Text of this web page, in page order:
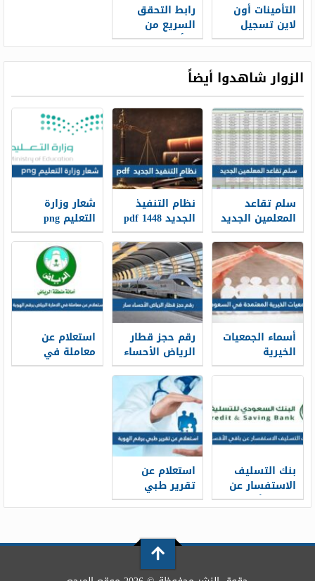
التأمينات أون
لاين تسجيل
الدخول 1448
رابط التحقق
السريع من
التأمينات
الزوار شاهدوا أيضاً
سلم تقاعد
المعلمين الجديد
1448
نظام التنفيذ
الجديد 1448 pdf
شعار وزارة
التعليم png
الجديد 1448
أسماء الجمعيات
الخيرية
المعتمدة في
السعودية
رقم حجز قطار
الرياض الأحساء
سار محطة
القطار الموحد
1448
استعلام عن
معاملة في
الامارة الرياض
بنك التسليف
الاستفسار عن
باقي الأقساط
استعلام عن
تقرير طبي
برقم الهوية